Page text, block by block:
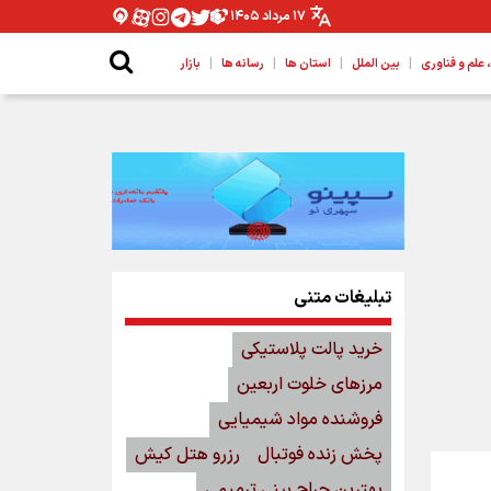
۱۷ مرداد ۱۴۰۵
و فناوری | بین الملل | استان ها | رسانه ها | بازار
تبلیغات متنی
خرید پالت پلاستیکی
مرزهای خلوت اربعین
فروشنده مواد شیمیایی
پخش زنده فوتبال
رزرو هتل کیش